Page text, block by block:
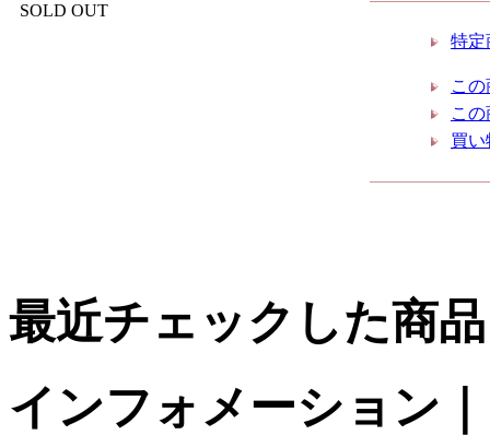
SOLD OUT
特定
こ
こ
買い
最近チェックした商品
インフォメーション